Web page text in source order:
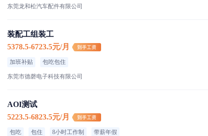
东莞龙和松汽车配件有限公司
装配工组装工
5378.5-6723.5元/月
加班补贴 包吃包住
东莞市德磬电子科技有限公司
AOI测试
5223.5-6823.5元/月
包吃 包住 8小时工作制 带薪年假